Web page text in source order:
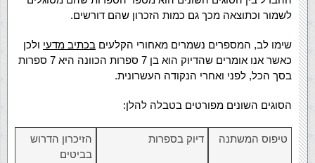
לשמור וכתוצאה מכך גם כמות הזכרון שהם דורשים.
שימו לב, המספרים נשמרים מאחורי הקלעים בכתיב מדעי ולכן
כאשר אנו אומרים שהדיוק הוא בן 7 ספרות הכוונה היא 7 ספרות
בסך הכל, לפני ואחרי הנקודה העשרונית.
הסוגים השונים מפורטים בטבלה להלן:
טיפוס המשתנה דיוק בספרות
הזיכרון הדרוש
בביטים